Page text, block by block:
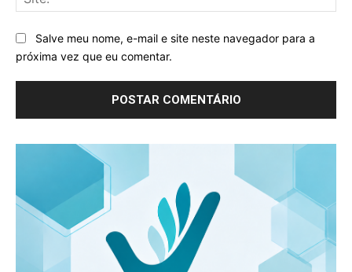
Salve meu nome, e-mail e site neste navegador para a
próxima vez que eu comentar.